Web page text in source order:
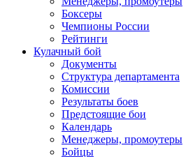
Боксеры
Чемпионы России
Рейтинги
Кулачный бой
Документы
Структура департамента
Комиссии
Результаты боев
Предстоящие бои
Календарь
Менеджеры, промоутеры
Бойцы